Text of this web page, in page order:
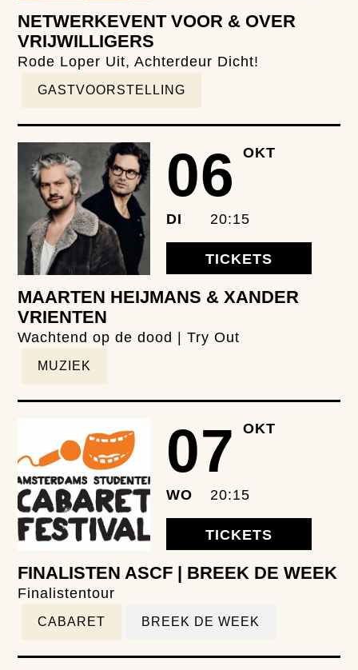
NETWERKEVENT VOOR & OVER
VRIJWILLIGERS
Rode Loper Uit, Achterdeur Dicht!
GASTVOORSTELLING
06 OKT
DI 20:15
TICKETS
MAARTEN HEIJMANS & XANDER
VRIENTEN
Wachtend op de dood | Try Out
MUZIEK
07 OKT
WO 20:15
TICKETS
FINALISTEN ASCF | BREEK DE WEEK
Finalistentour
CABARET BREEK DE WEEK